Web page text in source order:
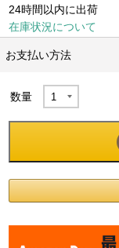
24時間以内に出荷
在庫状況について
お支払い方法
数量